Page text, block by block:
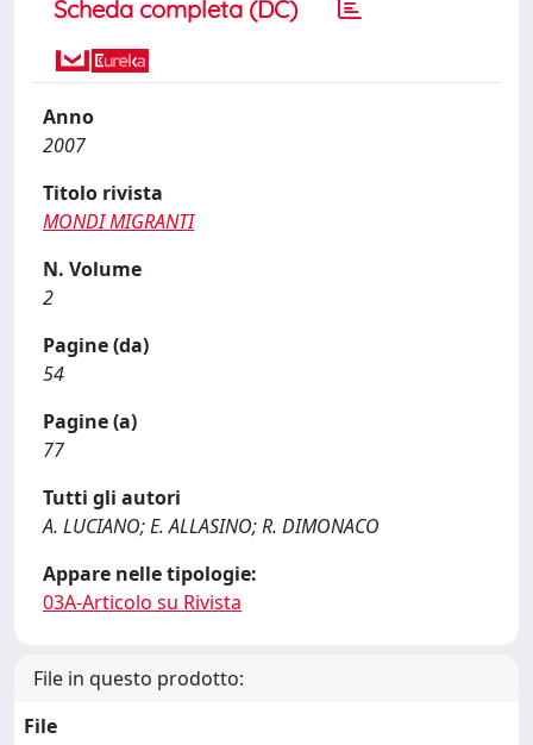
Scheda completa (DC)
Anno
2007
Titolo rivista
MONDI MIGRANTI
N. Volume
2
Pagine (da)
54
Pagine (a)
77
Tutti gli autori
A. LUCIANO; E. ALLASINO; R. DIMONACO
Appare nelle tipologie:
03A-Articolo su Rivista
File in questo prodotto:
File